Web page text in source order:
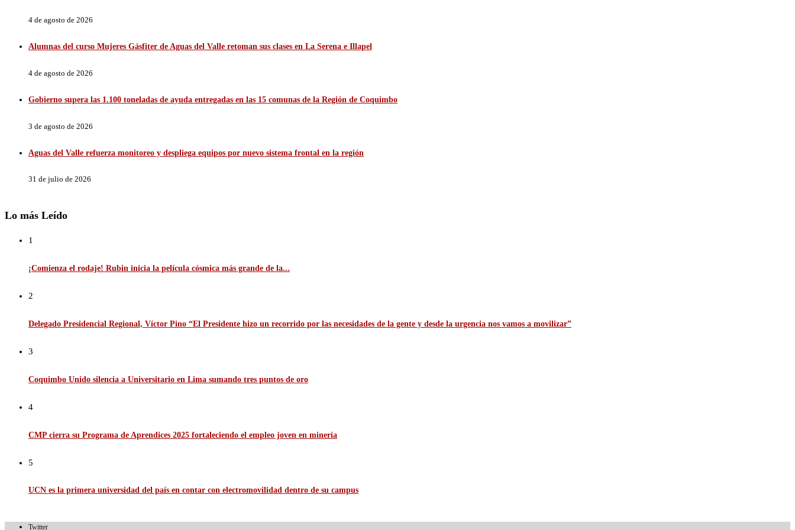
4 de agosto de 2026
Alumnas del curso Mujeres Gásfiter de Aguas del Valle retoman sus clases en La Serena e Illapel
4 de agosto de 2026
Gobierno supera las 1.100 toneladas de ayuda entregadas en las 15 comunas de la Región de Coquimbo
3 de agosto de 2026
Aguas del Valle refuerza monitoreo y despliega equipos por nuevo sistema frontal en la región
31 de julio de 2026
Lo más Leído
1
¡Comienza el rodaje! Rubin inicia la película cósmica más grande de la...
2
Delegado Presidencial Regional, Víctor Pino “El Presidente hizo un recorrido por las necesidades de la gente y desde la urgencia nos vamos a movilizar”
3
Coquimbo Unido silencia a Universitario en Lima sumando tres puntos de oro
4
CMP cierra su Programa de Aprendices 2025 fortaleciendo el empleo joven en minería
5
UCN es la primera universidad del país en contar con electromovilidad dentro de su campus
Twitter